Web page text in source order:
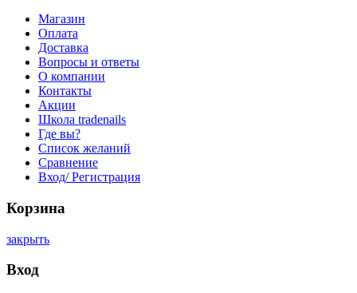
Магазин
Оплата
Доставка
Вопросы и ответы
О компании
Контакты
Акции
Школа tradenails
Где вы?
Список желаний
Сравнение
Вход/ Регистрация
Корзина
закрыть
Вход